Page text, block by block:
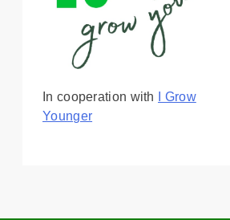
In cooperation with
I Grow
Younger